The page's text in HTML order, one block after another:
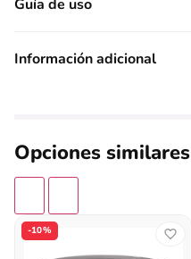
Guía de uso
Información adicional
Opciones similares
-10%